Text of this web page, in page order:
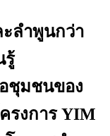
ะลำพูนกว่า
รู้
ชุมชนของ
รงการ YIM